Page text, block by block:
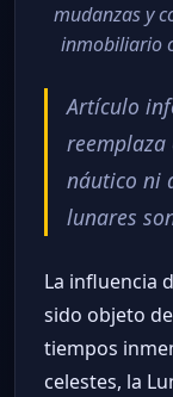
mudanzas y
inmobiliario
Artículo
reemplaza
náutico ni
lunares
La influencia
sido objeto
tiempos
celestes, la